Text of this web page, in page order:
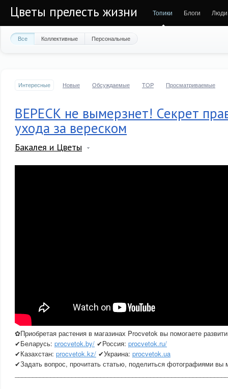
Цветы прелесть жизни Топики Блоги Люди
Все Коллективные Персональные
Интересные Новые Обсуждаемые TOP Просматриваемые
ВЕРЕСК не вымерзнет! Секрет
ухода за вереском
Бакалея и Цветы
✿Приобретая растения в магазинах Procvetok вы помогаете
✔Беларусь: procvetok.by/ ✔Россия: procvetok.ru/
✔Казахстан: procvetok.kz/ ✔Украина: procvetok.ua
✔Задать вопрос, прочитать статью, поделиться фотографиями вы